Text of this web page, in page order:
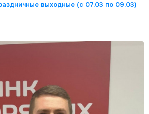
выходные (с 07.03 по 09.03)